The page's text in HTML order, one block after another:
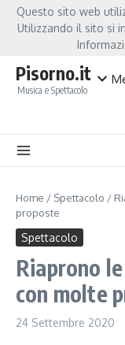
Salta al contenuto
Hot NewsFiorella
Pisorno.it
Musica e Spettacolo
Home / Spettacolo /
proposte
Spettacolo
Riaprono
con molte
24 Settembre 2020
Questo sito web
Utilizzando il sito si